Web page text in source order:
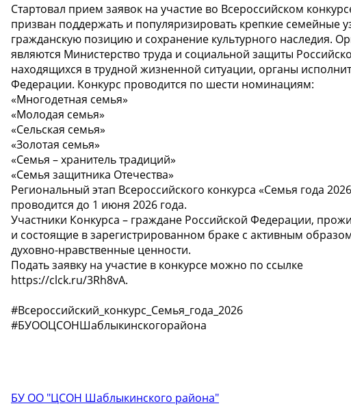
Стартовал прием заявок на участие во Всероссийском
призван поддержать и популяризировать крепкие семейные
гражданскую позицию и сохранение культурного наследия.
являются Министерство труда и социальной защиты
находящихся в трудной жизненной ситуации, органы
Федерации. Конкурс проводится по шести номинациям:
«Многодетная семья»
«Молодая семья»
«Сельская семья»
«Золотая семья»
«Семья – хранитель традиций»
«Семья защитника Отечества»
Региональный этап Всероссийского конкурса «Семья года
проводится до 1 июня 2026 года.
Участники Конкурса – граждане Российской Федерации,
и состоящие в зарегистрированном браке с активным
духовно-нравственные ценности.
Подать заявку на участие в конкурсе можно по ссылке
https://clck.ru/3Rh8vA.
#Всероссийский_конкурс_Семья_года_2026
#БУООЦСОНШаблыкинскогорайона
БУ ОО "ЦСОН Шаблыкинского района"